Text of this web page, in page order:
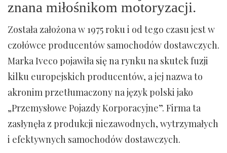
znana miłośnikom motoryzacji.
Została założona w 1975 roku i od tego czasu jest w
czołówce producentów samochodów dostawczych.
Marka Iveco pojawiła się na rynku na skutek fuzji
kilku europejskich producentów, a jej nazwa to
akronim przetłumaczony na język polski jako
„Przemysłowe Pojazdy Korporacyjne”. Firma ta
zasłynęła z produkcji niezawodnych, wytrzymałych
i efektywnych samochodów dostawczych.